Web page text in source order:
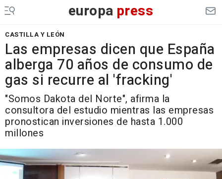
europa press
CASTILLA Y LEÓN
Las empresas dicen que España
alberga 70 años de consumo de
gas si recurre al 'fracking'
"Somos Dakota del Norte", afirma la
consultora del estudio mientras las empresas
pronostican inversiones de hasta 1.000
millones